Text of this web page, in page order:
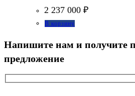
2 237 000 ₽
В корзину
Напишите нам и получите
предложение